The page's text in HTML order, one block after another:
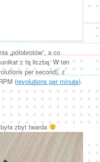
„półobrotów”, a co
z tą liczbą. W ten
per second), z
(revolutions per minute).
zbyt twarda